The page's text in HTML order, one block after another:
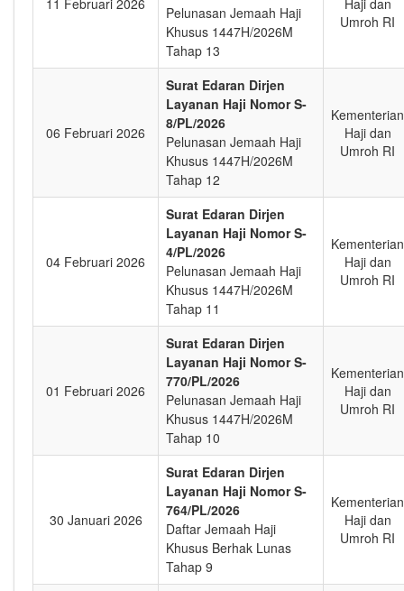
11 Februari 2026
Pelunasan Jemaah Haji
Khusus 1447H/2026M
Tahap 13
Haji dan
Umroh RI
06 Februari 2026
Surat Edaran Dirjen
Layanan Haji Nomor S-
8/PL/2026
Pelunasan Jemaah Haji
Khusus 1447H/2026M
Tahap 12
Kementerian
Haji dan
Umroh RI
04 Februari 2026
Surat Edaran Dirjen
Layanan Haji Nomor S-
4/PL/2026
Pelunasan Jemaah Haji
Khusus 1447H/2026M
Tahap 11
Kementerian
Haji dan
Umroh RI
01 Februari 2026
Surat Edaran Dirjen
Layanan Haji Nomor S-
770/PL/2026
Pelunasan Jemaah Haji
Khusus 1447H/2026M
Tahap 10
Kementerian
Haji dan
Umroh RI
30 Januari 2026
Surat Edaran Dirjen
Layanan Haji Nomor S-
764/PL/2026
Daftar Jemaah Haji
Khusus Berhak Lunas
Tahap 9
Kementerian
Haji dan
Umroh RI